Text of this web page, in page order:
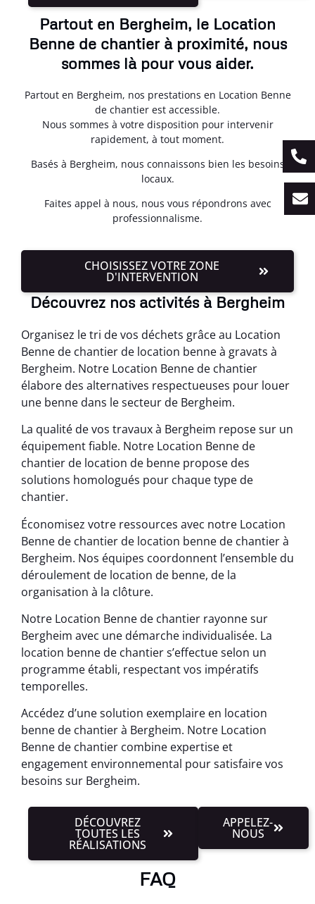
Partout en Bergheim, le Location
Benne de chantier à proximité, nous
sommes là pour vous aider.
Partout en Bergheim, nos prestations en Location Benne
de chantier est accessible.
Nous sommes à votre disposition pour intervenir
rapidement, à tout moment.
Basés à Bergheim, nous connaissons bien les besoins
locaux.
Faites appel à nous, nous vous répondrons avec
professionnalisme.
CHOISISSEZ VOTRE ZONE
D'INTERVENTION
Découvrez nos activités à Bergheim
Organisez le tri de vos déchets grâce au Location
Benne de chantier de location benne à gravats à
Bergheim. Notre Location Benne de chantier
élabore des alternatives respectueuses pour louer
une benne dans le secteur de Bergheim.
La qualité de vos travaux à Bergheim repose sur un
équipement fiable. Notre Location Benne de
chantier de location de benne propose des
solutions homologués pour chaque type de
chantier.
Économisez votre ressources avec notre Location
Benne de chantier de location benne de chantier à
Bergheim. Nos équipes coordonnent l’ensemble du
déroulement de location de benne, de la
organisation à la clôture.
Notre Location Benne de chantier rayonne sur
Bergheim avec une démarche individualisée. La
location benne de chantier s’effectue selon un
programme établi, respectant vos impératifs
temporelles.
Accédez d’une solution exemplaire en location
benne de chantier à Bergheim. Notre Location
Benne de chantier combine expertise et
engagement environnemental pour satisfaire vos
besoins sur Bergheim.
DÉCOUVREZ
TOUTES LES
RÉALISATIONS
APPELEZ-
NOUS
FAQ